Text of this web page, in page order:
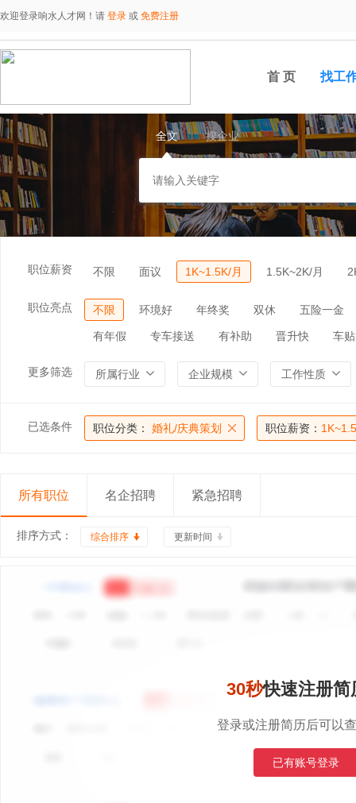
欢迎登录响水人才网！请 登录 或 免费注册
首 页 找工
全文 搜企业
职位薪资 不限 面议 1K~1.5K/月 1.5K~2K/月
职位亮点 不限 环境好 年终奖 双休 五险一金
有年假 专车接送 有补助 晋升快 车贴
更多筛选 所属行业 企业规模 工作性质
已选条件 职位分类： 婚礼/庆典策划 职位薪资：
所有职位 名企招聘 紧急招聘
排序方式： 综合排序 更新时间
30秒快速注册简
登录或注册简历后可以
已有账号登录